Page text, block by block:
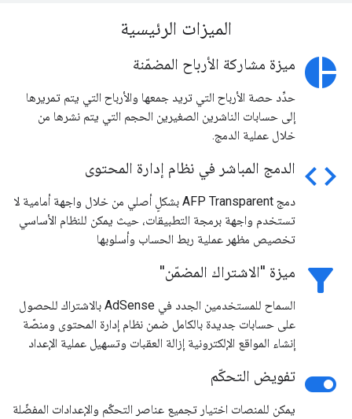
الميزات الرئيسية
pie_chart ميزة مشاركة الأرباح المضمّنة
حدِّد حصة الأرباح التي تريد جمعها والأرباح التي يتم تمريرها
إلى حسابات الناشرين الصغيرين الحجم التي يتم نشرها من
خلال عملية الدمج.
code الدمج المباشر في نظام إدارة المحتوى
دمج AFP Transparent بشكلٍ أصلي من خلال واجهة أمامية لا
تستخدم واجهة برمجة التطبيقات، حيث يمكن للنظام الأساسي
تخصيص مظهر عملية ربط الحساب وأسلوبها
filter_alt ميزة "الاشتراك المضمّن"
السماح للمستخدمين الجدد في AdSense بالاشتراك للحصول
على حسابات جديدة بالكامل ضمن نظام إدارة المحتوى ومنصّة
إنشاء المواقع الإلكترونية إزالة العقبات وتسهيل عملية الإعداد
toggle_on تفويض التحكّم
يمكن للمنصات اختيار تجميع عناصر التحكّم والإعدادات المفضّلة